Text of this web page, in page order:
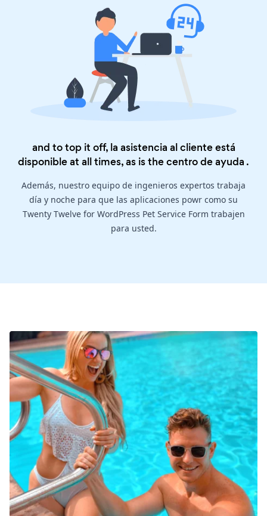
and to top it off, la asistencia al cliente está
disponible at all times, as is thecentro de ayuda .
Además, nuestro equipo de ingenieros expertos trabaja
día y noche para que las aplicaciones powr como su
Twenty Twelve for WordPress Pet Service Form trabajen
para usted.